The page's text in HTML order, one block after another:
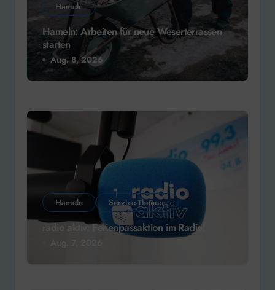
Hameln
Hameln: Arbeiten für neue Weserterrassen
starten
Aug. 8, 2026
Hameln Service-Themen
radio aktiv: Ferienpassaktion im Radio!